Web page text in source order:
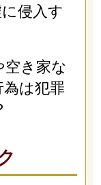
侵入す
き家な
は犯罪